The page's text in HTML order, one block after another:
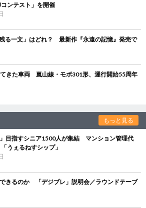
ンテスト」を開催
る一文」はどれ？ 最新作『永遠の記憶』発売で
きた車両 嵐山線・モボ301形、運行開始55周年
もっと見る
」目指すシニア1500人が集結 マンション管理代
うぇるねすシップ」
きるのか 「デジブレ」説明会／ラウンドテーブ